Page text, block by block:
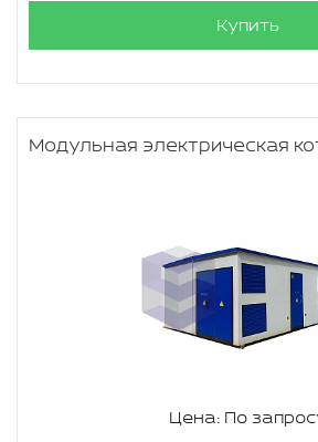
Купить
Модульная электрическая
Цена: По